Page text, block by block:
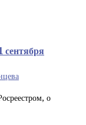
сентября
о